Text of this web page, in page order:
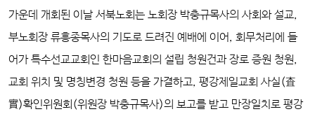
가운데 개회된 이날 서북노회는 노회장 박충규목사의 사회와 설교,
부노회장 류흥종목사의 기도로 드려진 예배에 이어, 회무처리에 들
어가 특수선교교회인 한마음교회의 설립 청원건과 장로 증원 청원,
교회 위치 및 명칭변경 청원 등을 가결하고, 평강제일교회 사실(査
實)확인위원회(위원장 박충규목사)의 보고를 받고 만장일치로 평강